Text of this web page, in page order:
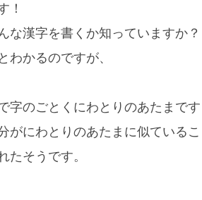
！
な漢字を書くか知っていますか？
わかるのですが、
字のごとくにわとりのあたまで
がにわとりのあたまに似ている
たそうです。